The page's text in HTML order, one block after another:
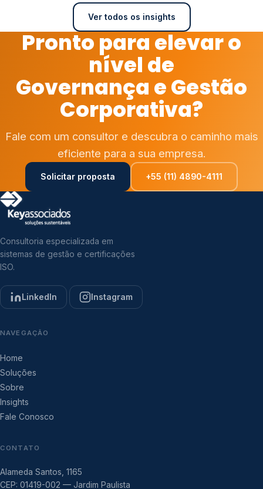
Ver todos os insights
Pronto para elevar o
nível de
Governança e Gestão
Corporativa?
Fale com um consultor e descubra o caminho mais
eficiente para a sua empresa.
Solicitar proposta +55 (11) 4890-4111
Consultoria especializada em
sistemas de gestão e certificações
ISO.
LinkedIn Instagram
NAVEGAÇÃO
Home
Soluções
Sobre
Insights
Fale Conosco
CONTATO
Alameda Santos, 1165
CEP: 01419-002 — Jardim Paulista